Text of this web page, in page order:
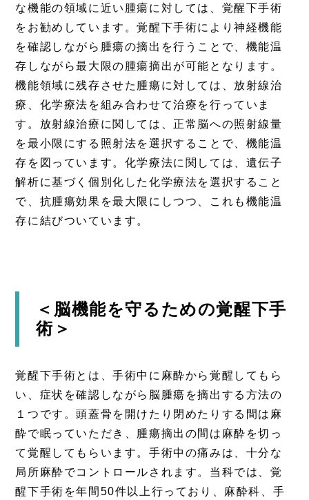
な機能の領域に近い腫瘍に対しては、覚醒下手術
をお勧めしています。覚醒下手術により神経機能
を確認しながら腫瘍の摘出を行うことで、機能温
存しながら最大限の腫瘍摘出が可能となります。
機能領域に残存させた腫瘍に対しては、放射線治
療、化学療法を組み合わせて治療を行っていま
す。放射線治療に関しては、正常脳への照射線量
を最小限にする照射法を選択することで、機能温
存を図っています。化学療法に関しては、遺伝子
解析に基づく個別化した化学療法を選択すること
で、抗腫瘍効果を最大限にしつつ、これも機能温
存に結びついています。
＜脳機能を守るための覚醒下手
術＞
覚醒下手術とは、手術中に麻酔から覚醒してもら
い、症状を確認しながら脳腫瘍を摘出する方法の
１つです。頭蓋骨を開けたり閉めたりする間は麻
酔で眠っていただき、腫瘍摘出の間は麻酔を切っ
て覚醒してもらいます。手術中の痛みは、十分な
局所麻酔でコントロールされます。当科では、覚
醒下手術を年間50件以上行っており、麻酔科、手